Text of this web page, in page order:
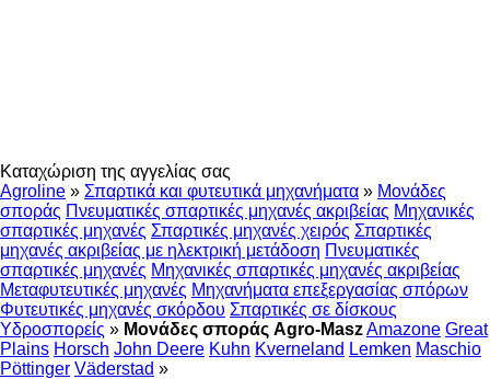
Καταχώριση της αγγελίας σας
Agroline » Σπαρτικά και φυτευτικά μηχανήματα » Μονάδες
σποράς Πνευματικές σπαρτικές μηχανές ακριβείας Μηχανικές
σπαρτικές μηχανές Σπαρτικές μηχανές χειρός Σπαρτικές
μηχανές ακριβείας με ηλεκτρική μετάδοση Πνευματικές
σπαρτικές μηχανές Μηχανικές σπαρτικές μηχανές ακριβείας
Μεταφυτευτικές μηχανές Μηχανήματα επεξεργασίας σπόρων
Φυτευτικές μηχανές σκόρδου Σπαρτικές σε δίσκους
Υδροσπορείς » Μονάδες σποράς Agro-MaszAmazone Great
Plains Horsch John Deere Kuhn Kverneland Lemken Maschio
Pöttinger Väderstad »